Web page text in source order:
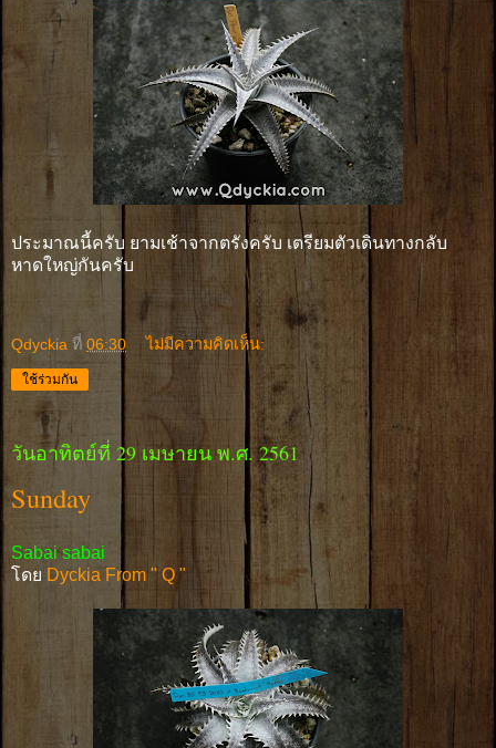
ประมาณนี้ครับ ยามเช้าจากตรังครับ เตรียมตัวเดินทางกลับ
หาดใหญ่กันครับ
Qdyckia ที่ 06:30 ไม่มีความคิดเห็น:
ใช้ร่วมกัน
วันอาทิตย์ที่ 29 เมษายน พ.ศ. 2561
Sunday
Sabai sabai
โดย Dyckia From " Q "